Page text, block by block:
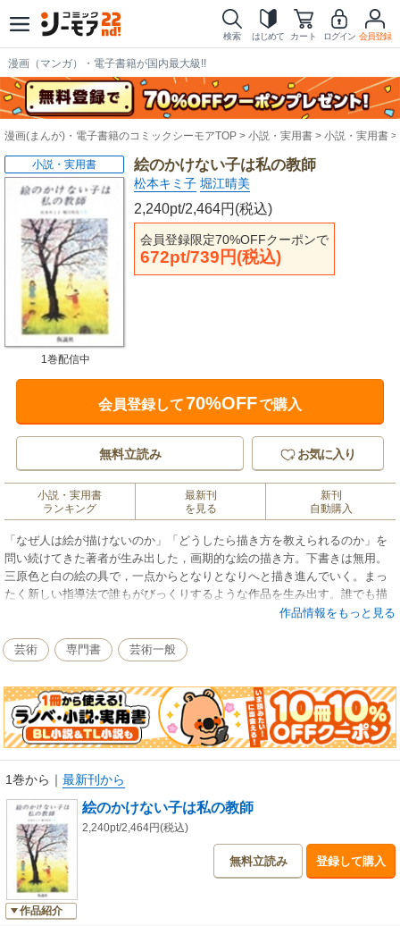
検索 はじめて カート ログイン 会員登録
漫画（マンガ）・電子書籍が国内最大級!!
漫画(まんが)・電子書籍のコミックシーモアTOP 小説・実用書 小説・実用書
絵のかけない子は私の教師
松本キミ子 堀江晴美
2,240pt/2,464円(税込)
会員登録限定70%OFFクーポンで
672pt/739円(税込)
小説・実用書
1巻配信中
会員登録して70%OFFで購入
無料立読み お気に入り
小説・実用書
ランキング
最新刊
を見る
新刊
自動購入
「なぜ人は絵が描けないのか」「どうしたら描き方を教えられるのか」を
問い続けてきた著者が生み出した，画期的な絵の描き方。下書きは無用。
三原色と白の絵の具で，一点からとなりとなりへと描き進んでいく。まっ
たく新しい指導法で誰もがびっくりするような作品を生み出す。誰でも描
いたその日から，絵が大好きになる。それだけでなく，人に教えてあげら
★★ もくじ ★★
第1部 絵の描けない子は私の教師
第１章 「楽しい絵の授業」のための原則
第２章 点と線から面の世界へ
第３章 立体を描く
断章 さすらいの教師と血迷える人びと，愛すべき人びとと
授業メモ ヒメジオン・イカ・髪の毛・ニンジン・ 絵はがきづくり（つゆ
草）・空・木
第2部 芸術家はつらいよ
第５章 ぼくらは色の魔術師（色づくり）
第６章 ぼくはウサギになった（草原のウサギ）
第７章 雨の中で遊んじゃえ（雨ふり）
第８章 太陽のかけら（ひまわり）
作品情報をもっと見る
芸術 専門書 芸術一般
1巻から ｜ 最新刊から
作品紹介
絵のかけない子は私の教師
2,240pt/2,464円(税込)
無料立読み 登録して購入